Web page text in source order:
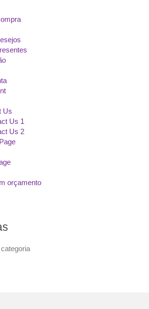
Us
Us 1
Us 2
orçamento